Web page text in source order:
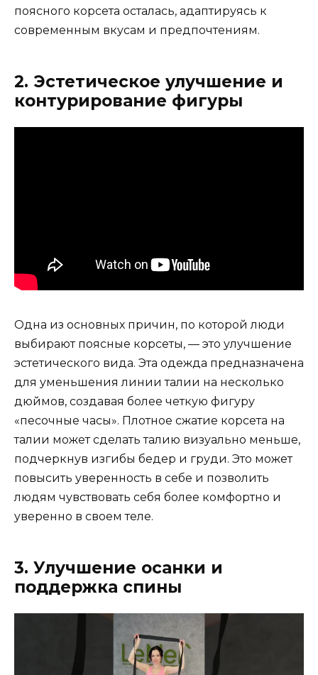
поясного корсета осталась, адаптируясь к
современным вкусам и предпочтениям.
2. Эстетическое улучшение и
контурирование фигуры
Одна из основных причин, по которой люди
выбирают поясные корсеты, — это улучшение
эстетического вида. Эта одежда предназначена
для уменьшения линии талии на несколько
дюймов, создавая более четкую фигуру
«песочные часы». Плотное сжатие корсета на
талии может сделать талию визуально меньше,
подчеркнув изгибы бедер и груди. Это может
повысить уверенность в себе и позволить
людям чувствовать себя более комфортно и
уверенно в своем теле.
3. Улучшение осанки и
поддержка спины